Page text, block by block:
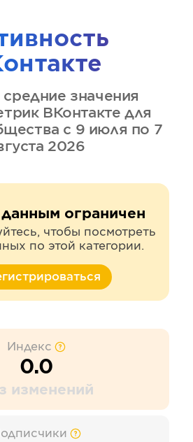
средние значения
ВКонтакте для
с 9 июля по 7
2026
ограничен
чтобы посмотреть
по этой категории.
Индекс
0.0
изменений